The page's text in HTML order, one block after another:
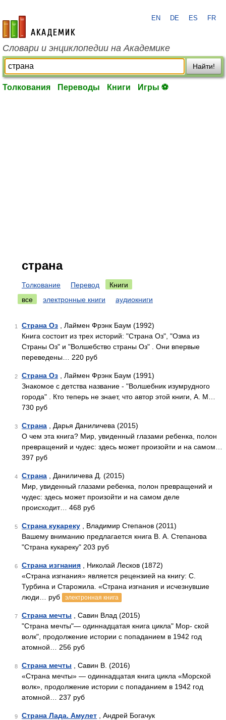
academic.ru
EN DE ES FR
Словари и энциклопедии на Академике
Найти!
Толкования Переводы Книги Игры ⚽
страна
Толкование Перевод
Книги
все
электронные книги аудиокниги
1 Страна Оз , Лаймен Фрэнк Баум (1992)
Книга состоит из трех историй: "Страна Оз", "Озма из
Страны Оз" и "Волшебство страны Оз" . Они впервые
переведены… 220 руб
2 Страна Оз , Лаймен Фрэнк Баум (1991)
Знакомое с детства название - "Волшебник изумрудного
города" . Кто теперь не знает, что автор этой книги, А. М…
730 руб
3 Страна , Дарья Даниличева (2015)
О чем эта книга? Мир, увиденный глазами ребенка, полон
превращений и чудес: здесь может произойти и на самом…
397 руб
4 Страна , Даниличева Д. (2015)
Мир, увиденный глазами ребенка, полон превращений и
чудес: здесь может произойти и на самом деле
происходит… 468 руб
5 Страна кукареку , Владимир Степанов (2011)
Вашему вниманию предлагается книга В. А. Степанова
"Страна кукареку" 203 руб
6 Страна изгнания , Николай Лесков (1872)
«Страна изгнания» является рецензией на книгу: С.
Турбина и Старожила. «Страна изгнания и исчезнувшие
люди… руб
электронная книга
7 Страна мечты , Савин Влад (2015)
"Страна мечты"— одиннадцатая книга цикла" Мор- ской
волк", продолжение истории с попаданием в 1942 год
атомной… 256 руб
8 Страна мечты , Савин В. (2016)
«Страна мечты» — одиннадцатая книга цикла «Морской
волк», продолжение истории с попаданием в 1942 год
атомной… 237 руб
9 Страна Лада. Амулет , Андрей Богачук